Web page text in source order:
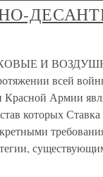
И
всей
Армии
которых